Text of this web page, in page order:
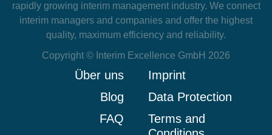
rapidly growing interim management industry. We connect
interim managers and companies and offer the highest
quality, maximum efficiency and reliability.
Copyright © Interim Excellence GmbH 2026
Über uns
Blog
FAQ
Imprint
Data Protection
Terms and